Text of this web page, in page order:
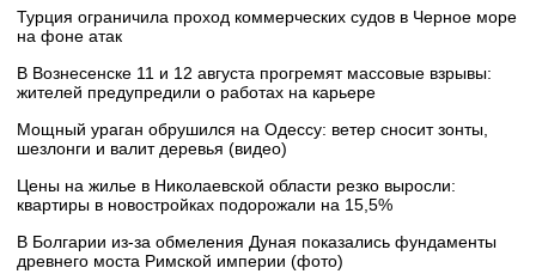
Турция ограничила проход коммерческих судов в Черное море
на фоне атак
В Вознесенске 11 и 12 августа прогремят массовые взрывы:
жителей предупредили о работах на карьере
Мощный ураган обрушился на Одессу: ветер сносит зонты,
шезлонги и валит деревья (видео)
Цены на жилье в Николаевской области резко выросли:
квартиры в новостройках подорожали на 15,5%
В Болгарии из-за обмеления Дуная показались фундаменты
древнего моста Римской империи (фото)